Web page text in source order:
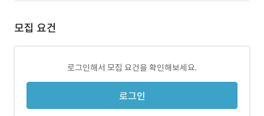
모집 요건
로그인해서 모집 요건을 확인해보세요.
로그인